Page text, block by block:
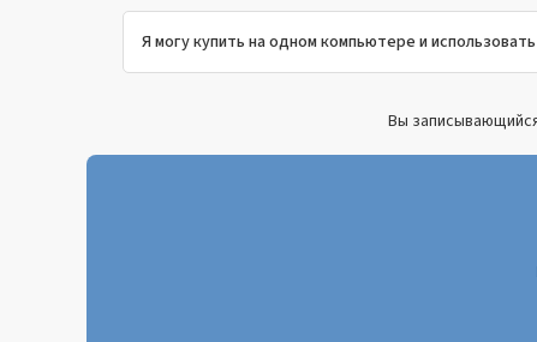
Я могу купить на одном компьютере и
Вы